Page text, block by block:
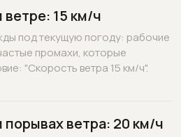
ветре: 15 км/ч
под текущую погоду: рабочие
промахи, которые
"Скорость ветра 15 км/ч".
порывах ветра: 20 км/ч